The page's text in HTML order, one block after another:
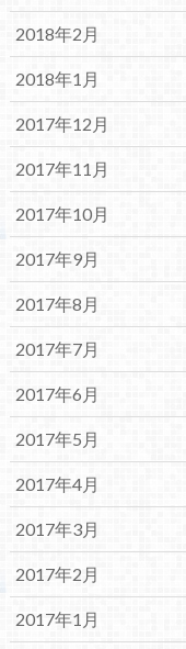
2018年2月
2018年1月
2017年12月
2017年11月
2017年10月
2017年9月
2017年8月
2017年7月
2017年6月
2017年5月
2017年4月
2017年3月
2017年2月
2017年1月